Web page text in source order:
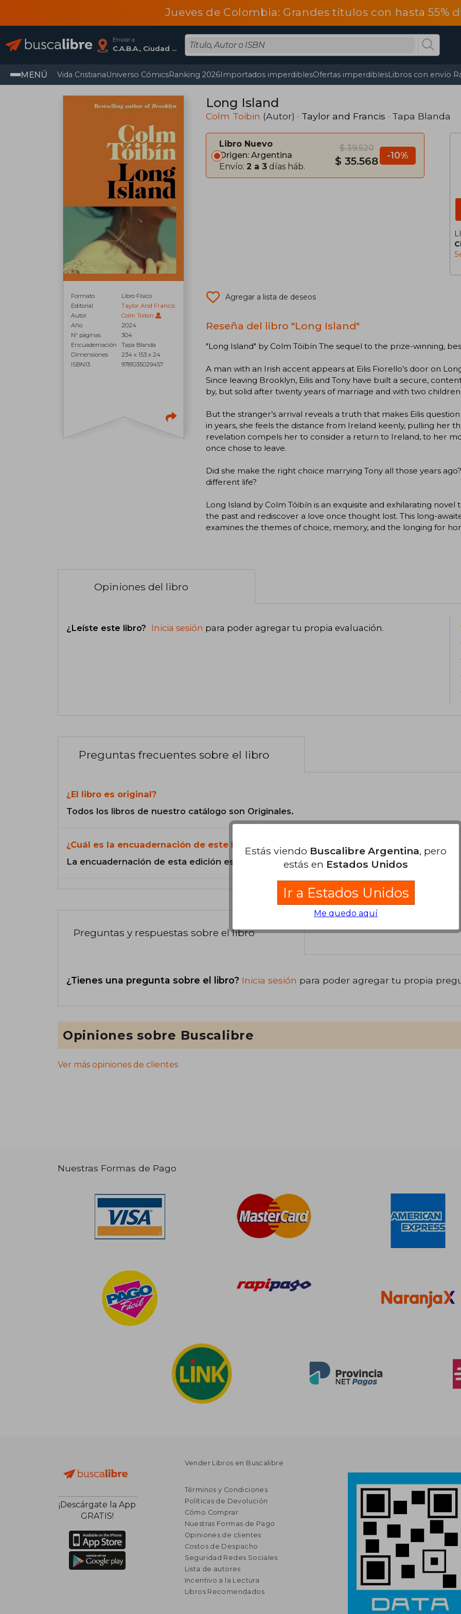
Jueves de Colombia: Grandes títulos con hasta 55%
Enviar a
C.A.B.A., Ciudad Autónoma De Buenos Aires
MENÚ Vida CristianaUniverso CómicsRanking 2026Importados imperdiblesOfertas imperdiblesLibros con envío
Formato
Libro Físico
Editorial
Taylor And Francis
Autor
Colm Toibin
Año
2024
N° páginas
304
Encuadernación
Tapa Blanda
Dimensiones
234 x 153 x 24
ISBN13
9781035029457
Long Island
Colm Toibin (Autor) · Taylor and Francis · Tapa Blanda
Libro Nuevo
Origen: Argentina
Envío: 2 a 3 días háb.
$ 39.520
$ 35.568 -10%
Agregar a lista de deseos
Reseña del libro "Long Island"
"Long Island" by Colm Tóibín The sequel to the prize-winning,
A man with an Irish accent appears at Eilis Fiorello’s door on
Since leaving Brooklyn, Eilis and Tony have built a secure,
by, but solid after twenty years of marriage and with two
But the stranger’s arrival reveals a truth that makes Eilis
in years, she feels the distance from Ireland keenly, pulling her
revelation compels her to consider a return to Ireland, to her
once chose to leave.
Did she make the right choice marrying Tony all those years
different life?
Long Island by Colm Tóibín is an exquisite and exhilarating
the past and rediscover a love once thought lost. This long-
examines the themes of choice, memory, and the longing for
Opiniones del libro
¿Leíste este libro? Inicia sesión para poder agregar tu propia evaluación.
Preguntas frecuentes sobre el libro
¿El libro es original?
Todos los libros de nuestro catálogo son Originales.
¿Cuál es la encuadernación de este libro?
La encuadernación de esta edición es Tapa Blanda.
Preguntas y respuestas sobre el libro
¿Tienes una pregunta sobre el libro? Inicia sesión para poder agregar tu propia
Opiniones sobre Buscalibre
Ver más opiniones de clientes
Nuestras Formas de Pago
¡Descárgate la App
GRATIS!
Vender Libros en Buscalibre
Términos y Condiciones
Políticas de Devolución
Cómo Comprar
Nuestras Formas de Pago
Opiniones de clientes
Costos de Despacho
Seguridad Redes Sociales
Lista de autores
Incentivo a la Lectura
Libros Recomendados
Estás viendo Buscalibre Argentina, pero
estás en Estados Unidos
Ir a Estados Unidos
Me quedo aquí